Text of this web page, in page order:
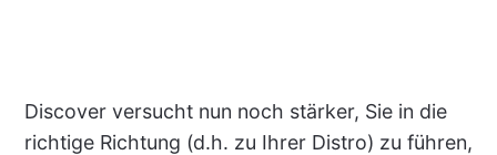
Discover versucht nun noch stärker, Sie in die
richtige Richtung (d.h. zu Ihrer Distro) zu führen,